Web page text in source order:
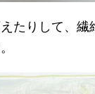
たりして、繊